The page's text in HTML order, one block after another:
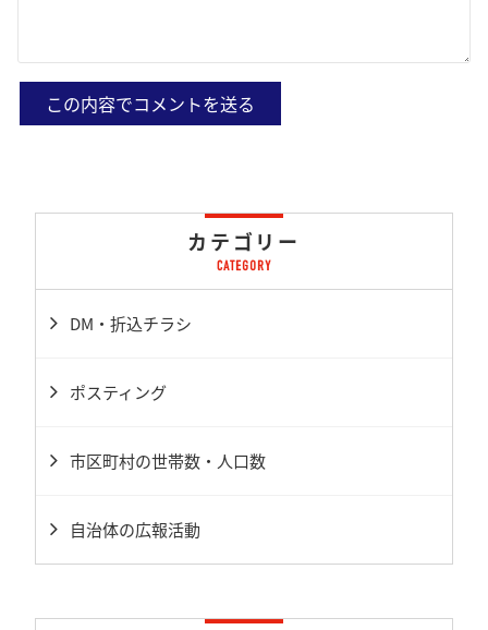
カテゴリー
DM・折込チラシ
ポスティング
市区町村の世帯数・人口数
自治体の広報活動